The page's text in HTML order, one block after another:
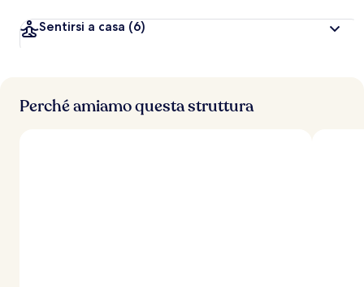
Sentirsi a casa (6)
Perché amiamo questa struttura